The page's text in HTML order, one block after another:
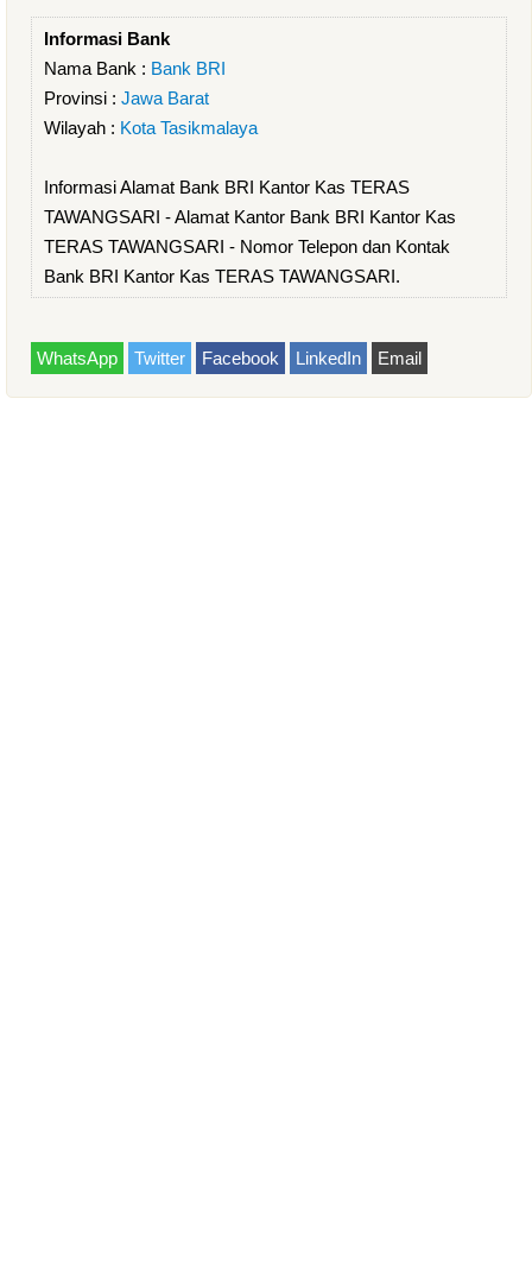
Informasi Bank
Nama Bank : Bank BRI
Provinsi : Jawa Barat
Wilayah : Kota Tasikmalaya
Informasi Alamat Bank BRI Kantor Kas TERAS
TAWANGSARI - Alamat Kantor Bank BRI Kantor Kas
TERAS TAWANGSARI - Nomor Telepon dan Kontak
Bank BRI Kantor Kas TERAS TAWANGSARI.
WhatsApp Twitter Facebook LinkedIn Email